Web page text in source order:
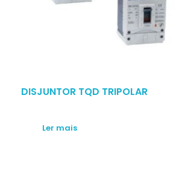
DISJUNTOR TQD TRIPOLAR
Ler mais